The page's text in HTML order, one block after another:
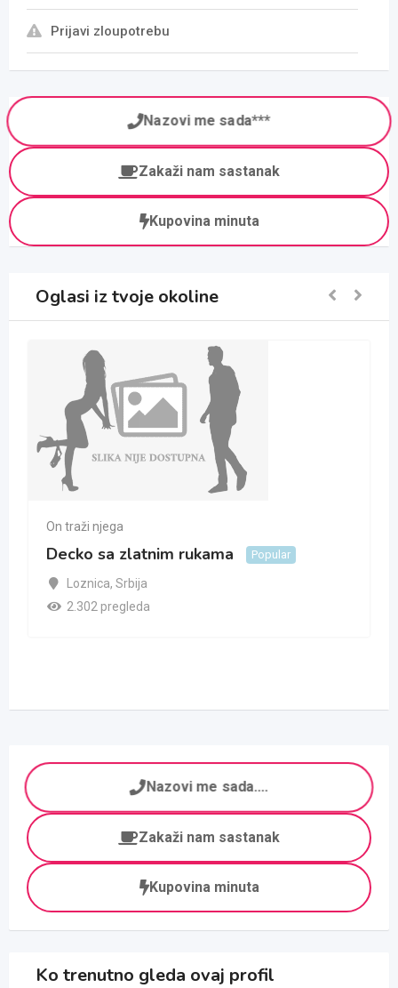
Prijavi zloupotrebu
Nazovi me sada***
Zakaži nam sastanak
Kupovina minuta
Oglasi iz tvoje okoline
On traži njega
Decko sa zlatnim rukama Popular
Loznica, Srbija
2.302 pregleda
Nazovi me sada....
Zakaži nam sastanak
Kupovina minuta
Ko trenutno gleda ovaj profil